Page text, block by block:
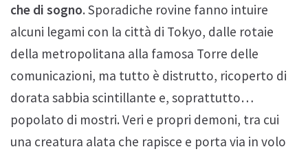
che di sogno. Sporadiche rovine fanno intuire
alcuni legami con la città di Tokyo, dalle rotaie
della metropolitana alla famosa Torre delle
comunicazioni, ma tutto è distrutto, ricoperto di
dorata sabbia scintillante e, soprattutto…
popolato di mostri. Veri e propri demoni, tra cui
una creatura alata che rapisce e porta via in volo